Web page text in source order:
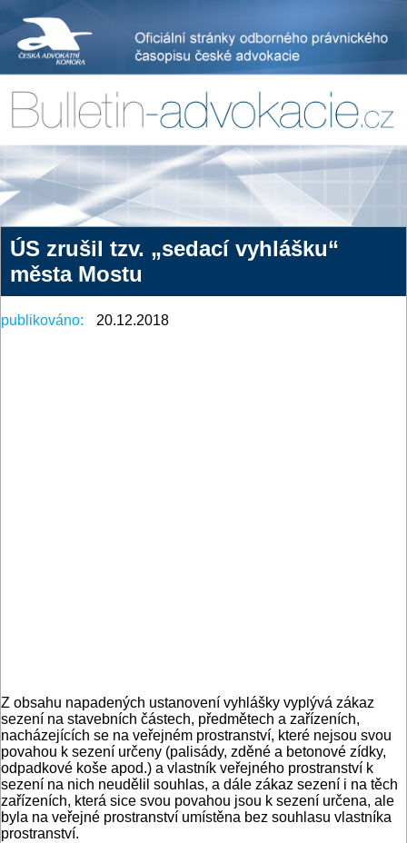
ÚS zrušil tzv. „sedací vyhlášku“
města Mostu
publikováno: 20.12.2018
Z obsahu napadených ustanovení vyhlášky vyplývá zákaz
sezení na stavebních částech, předmětech a zařízeních,
nacházejících se na veřejném prostranství, které nejsou svou
povahou k sezení určeny (palisády, zděné a betonové zídky,
odpadkové koše apod.) a vlastník veřejného prostranství k
sezení na nich neudělil souhlas, a dále zákaz sezení i na těch
zařízeních, která sice svou povahou jsou k sezení určena, ale
byla na veřejné prostranství umístěna bez souhlasu vlastníka
prostranství.